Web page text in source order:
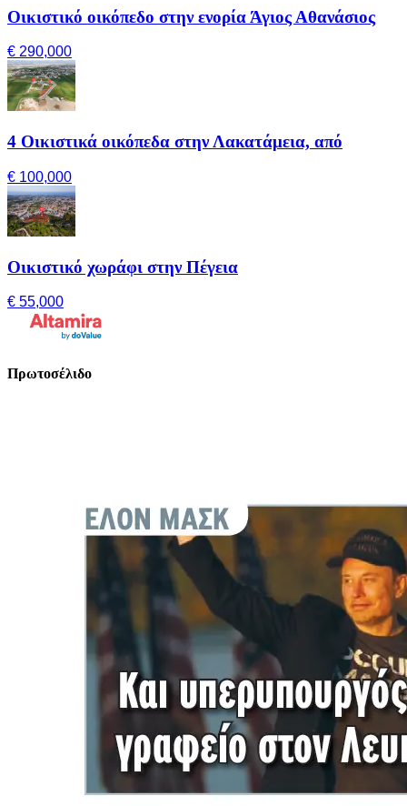
Οικιστικό οικόπεδο στην ενορία Άγιος Αθανάσιος
€ 290,000
4 Οικιστικά οικόπεδα στην Λακατάμεια, από
€ 100,000
Οικιστικό χωράφι στην Πέγεια
€ 55,000
Πρωτοσέλιδο